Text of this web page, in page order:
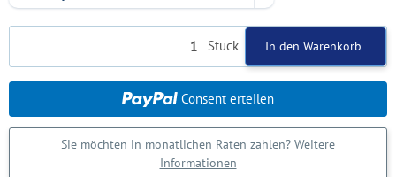
Stück In den Warenkorb
Consent erteilen
Sie möchten in monatlichen Raten zahlen? Weitere
Informationen